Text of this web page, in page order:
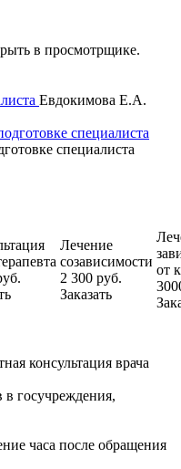
в просмотрщике.
Евдокимова Е.А.
специалиста
Лечение
созависимости
2 300 руб.
Заказать
от
консультация врача
госучреждения,
часа после обращения